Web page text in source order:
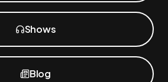
Shows
Blog